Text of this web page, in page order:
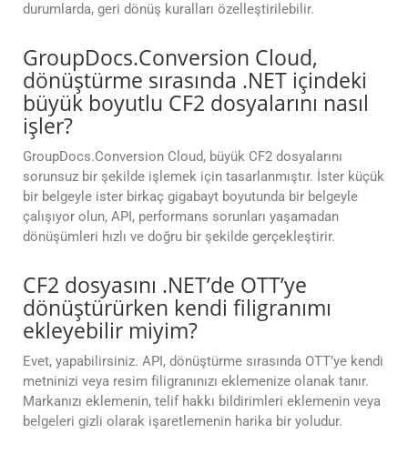
durumlarda, geri dönüş kuralları özelleştirilebilir.
GroupDocs.Conversion Cloud,
dönüştürme sırasında .NET içindeki
büyük boyutlu CF2 dosyalarını nasıl
işler?
GroupDocs.Conversion Cloud, büyük CF2 dosyalarını
sorunsuz bir şekilde işlemek için tasarlanmıştır. İster küçük
bir belgeyle ister birkaç gigabayt boyutunda bir belgeyle
çalışıyor olun, API, performans sorunları yaşamadan
dönüşümleri hızlı ve doğru bir şekilde gerçekleştirir.
CF2 dosyasını .NET’de OTT’ye
dönüştürürken kendi filigranımı
ekleyebilir miyim?
Evet, yapabilirsiniz. API, dönüştürme sırasında OTT’ye kendi
metninizi veya resim filigranınızı eklemenize olanak tanır.
Markanızı eklemenin, telif hakkı bildirimleri eklemenin veya
belgeleri gizli olarak işaretlemenin harika bir yoludur.